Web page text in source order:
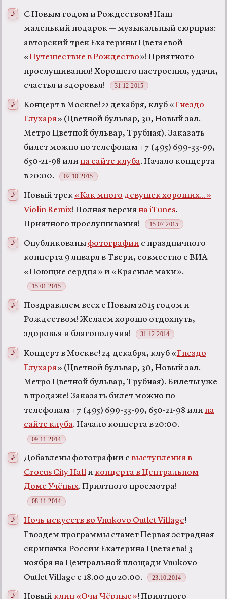
С Новым годом и Рождеством! Наш
маленький подарок — музыкальный сюрприз:
авторский трек Екатерины Цветаевой
«Путешествие в Рождество»! Приятного
прослушивания! Хорошего настроения, удачи,
счастья и здоровья!
31.12.2015
Концерт в Москве! 22 декабря, клуб «Гнездо
Глухаря» (Цветной бульвар, 30, Новый зал.
Метро Цветной бульвар, Трубная). Заказать
билет можно по телефонам +7 (495) 699-33-99,
650-21-98 или на сайте клуба. Начало концерта
в 20:00.
02.10.2015
Новый трек «Как много девушек хороших...»
Violin Remix! Полная версия на iTunes.
Приятного прослушивания!
15.07.2015
Опубликованы фотографии с праздничного
концерта 9 января в Твери, совместно с ВИА
«Поющие сердца» и «Красные маки».
15.01.2015
Поздравляем всех с Новым 2015 годом и
Рождеством! Желаем хорошо отдохнуть,
здоровья и благополучия!
31.12.2014
Концерт в Москве! 24 декабря, клуб «Гнездо
Глухаря» (Цветной бульвар, 30, Новый зал.
Метро Цветной бульвар, Трубная). Билеты уже
в продаже! Заказать билет можно по
телефонам +7 (495) 699-33-99, 650-21-98 или на
сайте клуба. Начало концерта в 20:00.
09.11.2014
Добавлены фотографии с выступления в
Crocus City Hallи концерта в Центральном
Доме Учёных. Приятного просмотра!
08.11.2014
Ночь искусств во Vnukovo Outlet Village!
Гвоздем программы станет Первая эстрадная
скрипачка России Екатерина Цветаева! 3
ноября на Центральной площади Vnukovo
Outlet Village c 18.00 до 20.00.
23.10.2014
Новый клип «Очи Чёрные»! Приятного